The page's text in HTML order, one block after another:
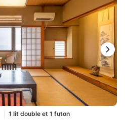
1 lit double et 1 futon